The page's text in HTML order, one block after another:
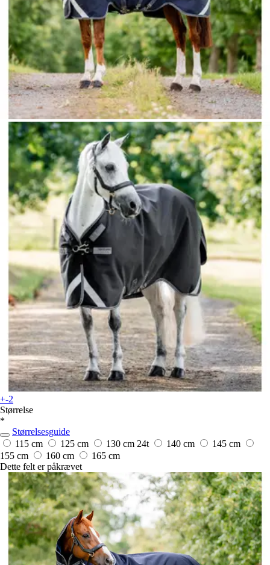
+-2
Størrelse
*
Størrelsesguide
115 cm
125 cm 130 cm 24t 140 cm
145 cm
155 cm
160 cm
165 cm
Dette felt er påkrævet